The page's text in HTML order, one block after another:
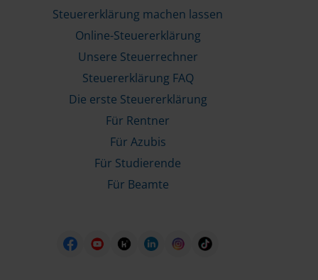
Steuererklärung machen lassen
Online-Steuererklärung
Unsere Steuerrechner
Steuererklärung FAQ
Die erste Steuererklärung
Für Rentner
Für Azubis
Für Studierende
Für Beamte